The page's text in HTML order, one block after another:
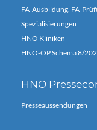
FA-Ausbildung, FA-
Spezialisierungen
HNO Kliniken
HNO-OP Schema 8/
HNO
Presseaussendungen